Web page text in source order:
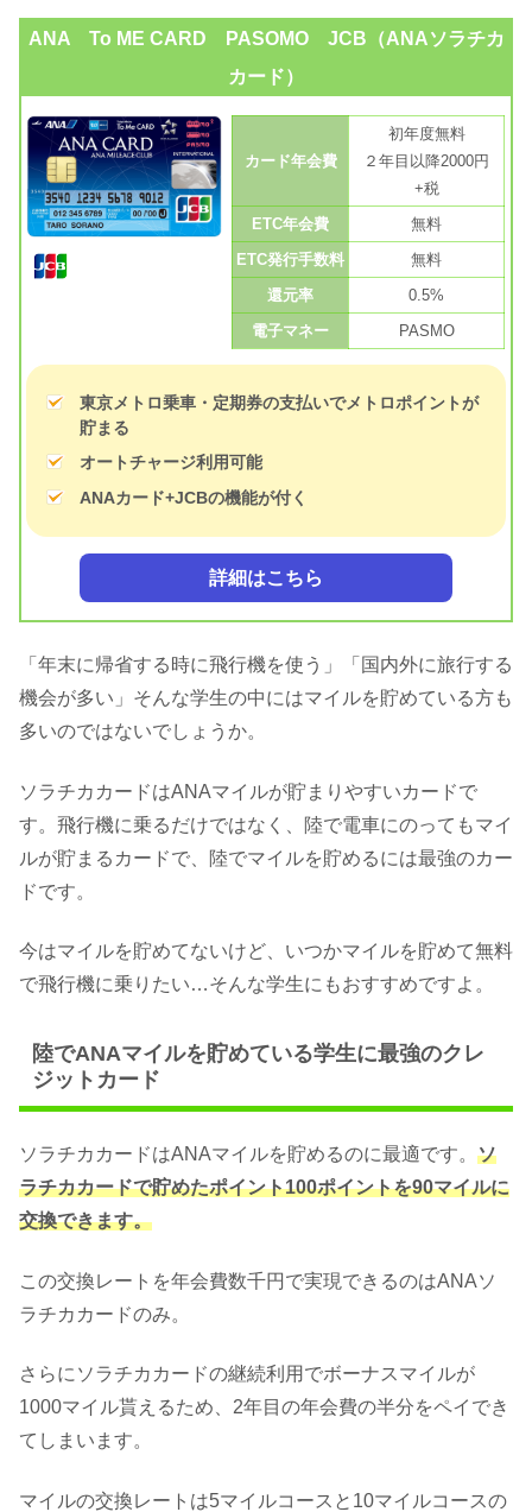
ANA To ME CARD PASOMO JCB（ANAソラチカ
カード）
カード年会費
初年度無料
２年目以降2000円
+税
ETC年会費
無料
ETC発行手数料
無料
還元率
0.5%
電子マネー
PASMO
東京メトロ乗車・定期券の支払いでメトロポイントが
貯まる
オートチャージ利用可能
ANAカード+JCBの機能が付く
詳細はこちら
「年末に帰省する時に飛行機を使う」「国内外に旅行する
機会が多い」そんな学生の中にはマイルを貯めている方も
多いのではないでしょうか。
ソラチカカードはANAマイルが貯まりやすいカードで
す。飛行機に乗るだけではなく、陸で電車にのってもマイ
ルが貯まるカードで、陸でマイルを貯めるには最強のカー
ドです。
今はマイルを貯めてないけど、いつかマイルを貯めて無料
で飛行機に乗りたい…そんな学生にもおすすめですよ。
陸でANAマイルを貯めている学生に最強のクレ
ジットカード
ソラチカカードはANAマイルを貯めるのに最適です。 ソ
ラチカカードで貯めたポイント100ポイントを90マイルに
交換できます。
この交換レートを年会費数千円で実現できるのはANAソ
ラチカカードのみ。
さらにソラチカカードの継続利用でボーナスマイルが
1000マイル貰えるため、2年目の年会費の半分をペイでき
てしまいます。
マイルの交換レートは5マイルコースと10マイルコースの